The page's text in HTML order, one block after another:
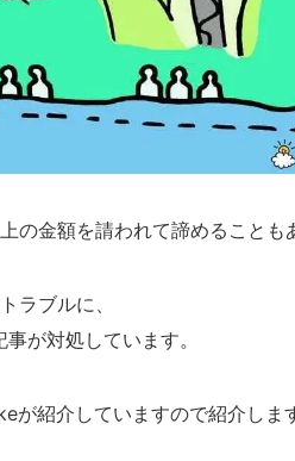
の金額を請われて諦めることも
ラブルに、
が対処しています。
が紹介していますので紹介しま